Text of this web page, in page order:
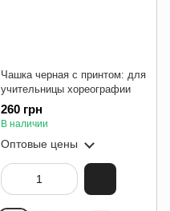
Чашка черная с принтом: для
учительницы хореографии
260 грн
В наличии
Оптовые цены